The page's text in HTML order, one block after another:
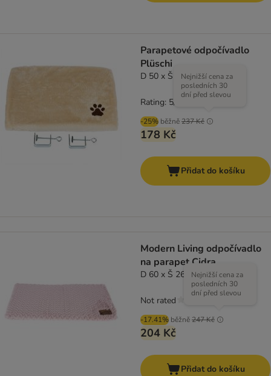
Parapetové odpočívadlo
Plüschi
D 50 x Š 35 x V 5 cm
-25% běžně237 Kč
Nejnižší cena za
posledních 30
dní před slevou
178 Kč
Rating: 5/5
Přidat do košíku
Modern Living odpočívadlo
na parapet Cidra
D 60 x Š 26 x V 2 cm
-17.41% běžně247 Kč
Nejnižší cena za
posledních 30
dní před slevou
204 Kč
Not rated
Přidat do košíku